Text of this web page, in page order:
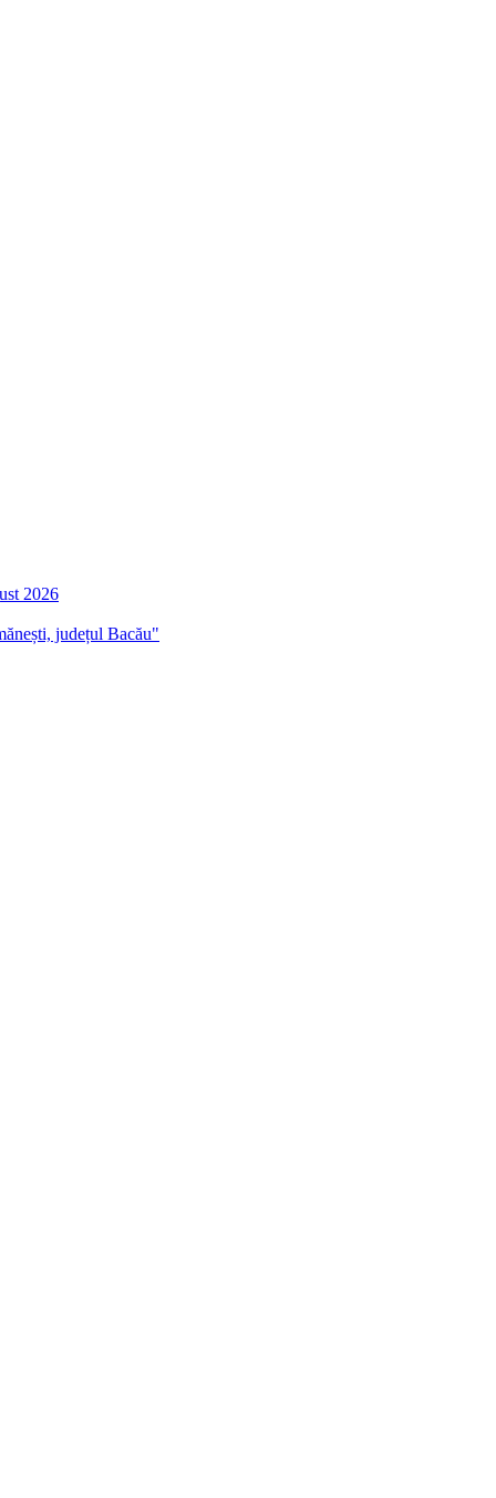
2026
județul Bacău"